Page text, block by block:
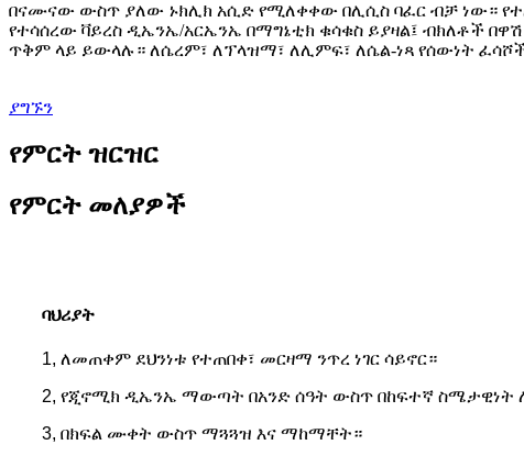
በናሙናው ውስጥ ያለው ኑክሊክ አሲድ የሚለቀቀው በሊሲስ ባፈር ብቻ ነው።
የተሳሰረው ቫይረስ ዲኤንኤ/አርኤንኤ በማግኔቲክ ቁሳቁስ ይያዛል፤ ብክለቶች
ጥቅም ላይ ይውላሉ። ለሴረም፣ ለፕላዝማ፣ ለሊምፍ፣ ለሴል-ነጻ የሰውነት
ያግኙን
የምርት ዝርዝር
የምርት መለያዎች
ባህሪያት
1, ለመጠቀም ደህንነቱ የተጠበቀ፣ መርዛማ ንጥረ ነገር ሳይኖር።
2, የጂኖሚክ ዲኤንኤ ማውጣት በአንድ ሰዓት ውስጥ በከፍተኛ ስሜታዊነት
3, በክፍል ሙቀት ውስጥ ማጓጓዝ እና ማከማቸት።